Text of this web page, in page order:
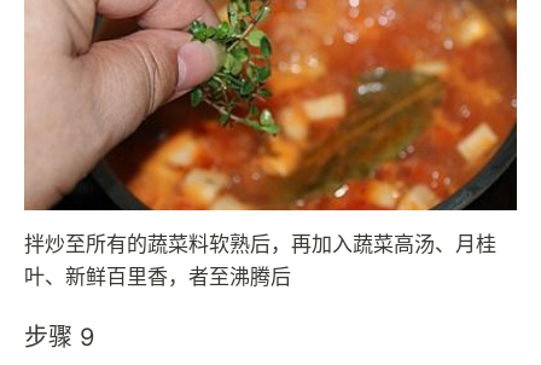
拌炒至所有的蔬菜料软熟后，再加入蔬菜高汤、月桂
叶、新鲜百里香，者至沸腾后
步骤 9